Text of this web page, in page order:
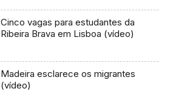
Cinco vagas para estudantes da
Ribeira Brava em Lisboa (vídeo)
Madeira esclarece os migrantes
(vídeo)